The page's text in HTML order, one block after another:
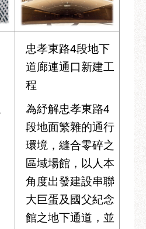
忠孝東路4段地下
道廊連通口新建工
程
為紓解忠孝東路4
段地面繁雜的通行
環境，縫合零碎之
區域場館，以人本
角度出發建設串聯
大巨蛋及國父紀念
館之地下通道，並